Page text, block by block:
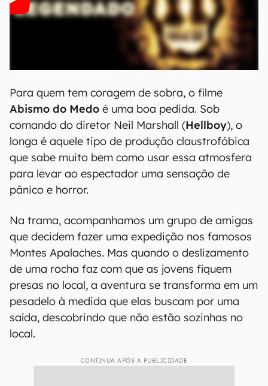
Para quem tem coragem de sobra, o filme
Abismo do Medo é uma boa pedida. Sob
comando do diretor Neil Marshall (Hellboy), o
longa é aquele tipo de produção claustrofóbica
que sabe muito bem como usar essa atmosfera
para levar ao espectador uma sensação de
pânico e horror.
Na trama, acompanhamos um grupo de amigas
que decidem fazer uma expedição nos famosos
Montes Apalaches. Mas quando o deslizamento
de uma rocha faz com que as jovens fiquem
presas no local, a aventura se transforma em um
pesadelo à medida que elas buscam por uma
saída, descobrindo que não estão sozinhas no
local.
CONTINUA APÓS A PUBLICIDADE